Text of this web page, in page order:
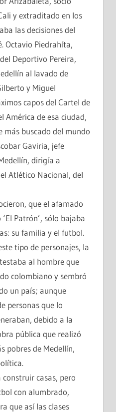
y extraditado en los
las decisiones del
Octavio Piedrahíta,
Deportivo Pereira,
al lavado de
y Miguel
capos del Cartel de
América de esa ciudad,
más buscado del mundo
Gaviria, jefe
dirigía a
Atlético Nacional, del
que el afamado
Patrón’, sólo bajaba
su familia y el futbol.
tipo de personajes, la
al hombre que
colombiano y sembró
un país; aunque
personas que lo
debido a la
pública que realizó
pobres de Medellín,
casas, pero
con alumbrado,
que así las clases